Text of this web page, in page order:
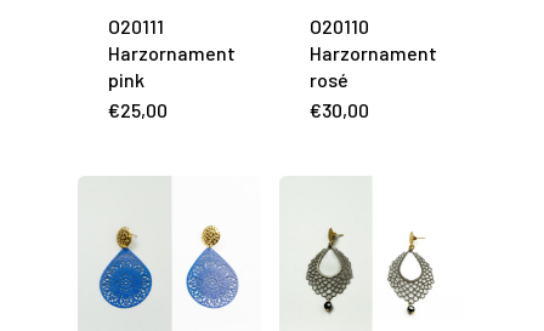
O20111
Harzornament
pink
€25,00
O20110
Harzornament
rosé
€30,00